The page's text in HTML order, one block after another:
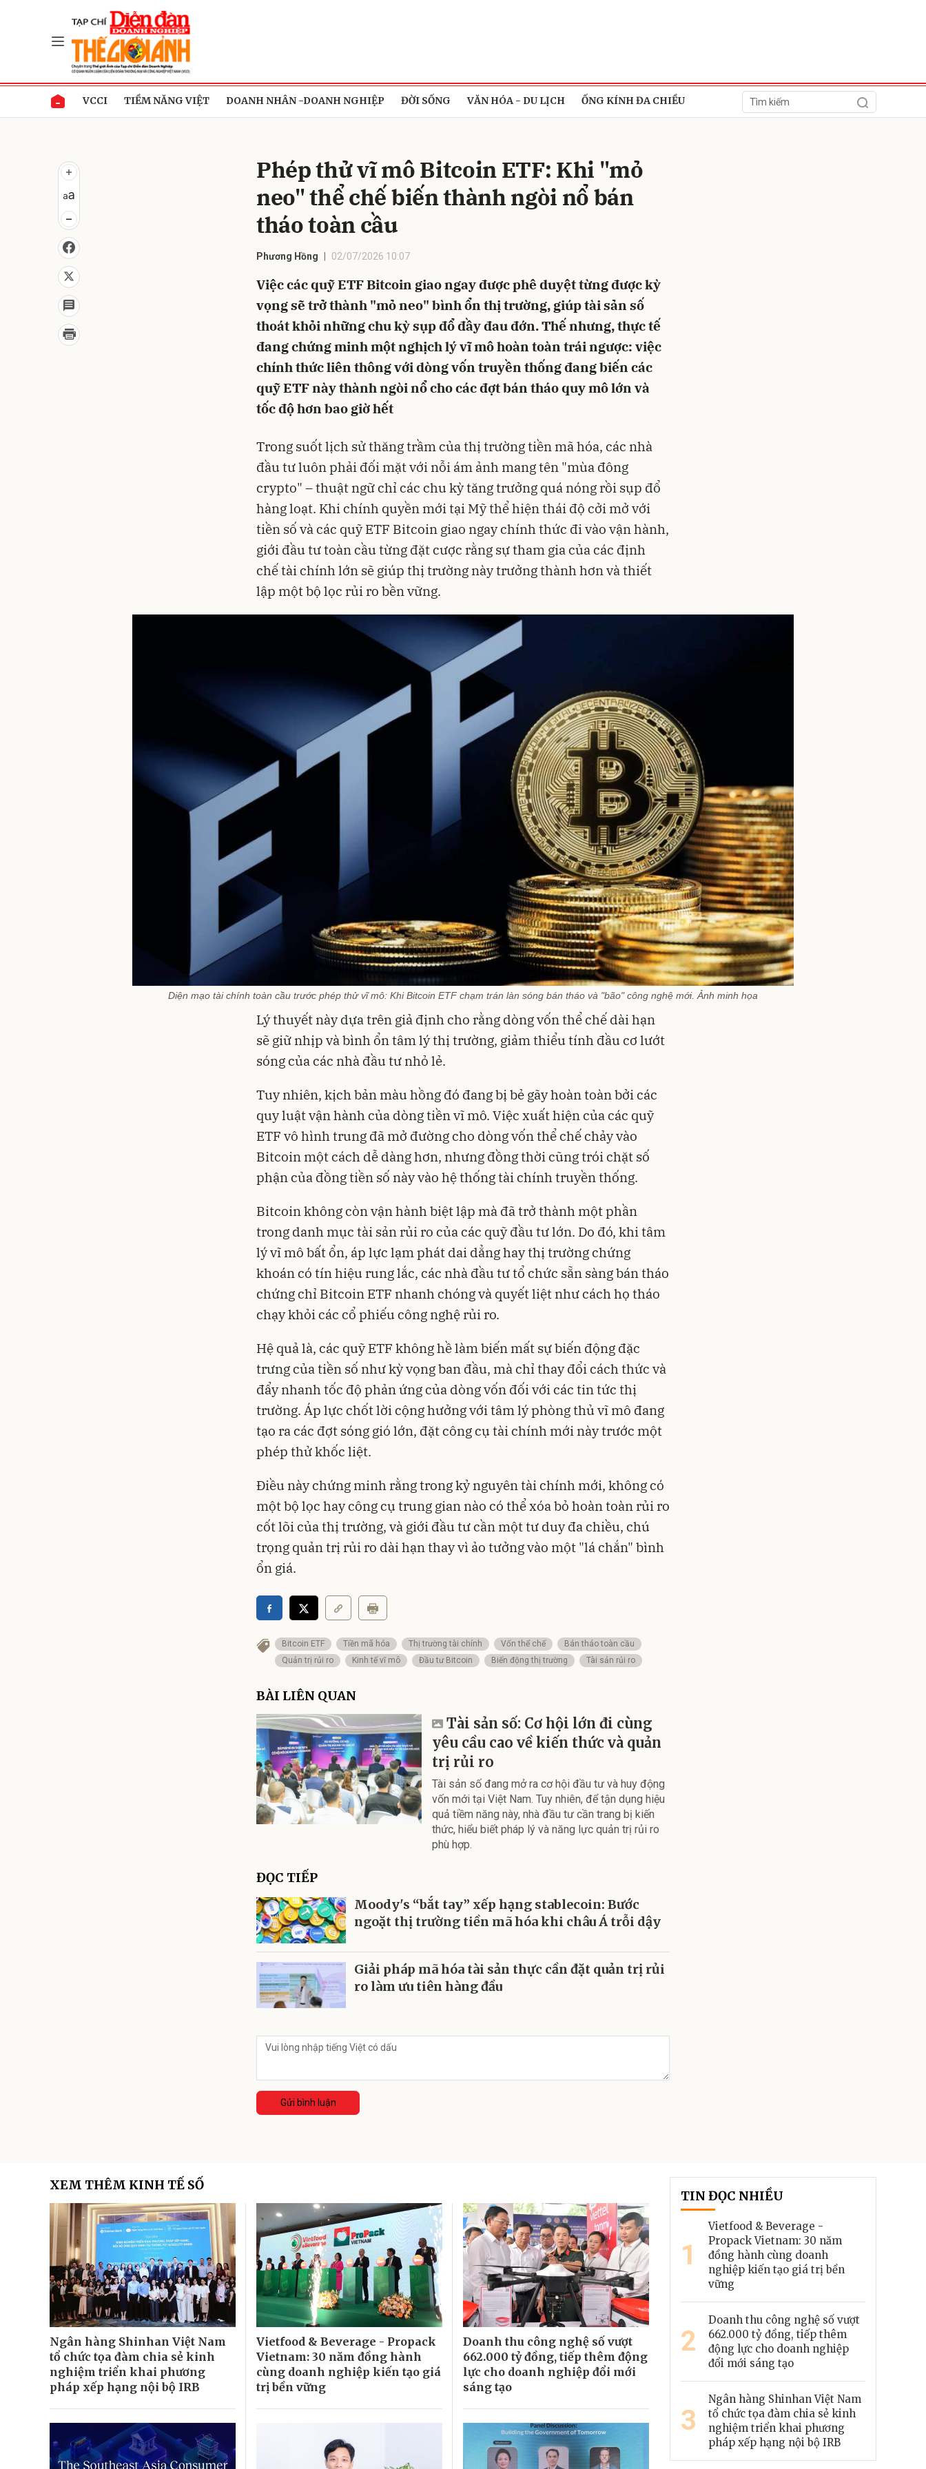
VCCI TIỀM NĂNG VIỆT DOANH NHÂN -DOANH NGHIỆP ĐỜI SỐNG VĂN HÓA - DU LỊCH ỐNG KÍNH ĐA CHIỀU
Phép thử vĩ mô Bitcoin ETF: Khi "mỏ
neo" thể chế biến thành ngòi nổ bán
tháo toàn cầu
Phương Hồng 02/07/2026 10:07
Việc các quỹ ETF Bitcoin giao ngay được phê duyệt từng được kỳ
vọng sẽ trở thành "mỏ neo" bình ổn thị trường, giúp tài sản số
thoát khỏi những chu kỳ sụp đổ đầy đau đớn. Thế nhưng, thực tế
đang chứng minh một nghịch lý vĩ mô hoàn toàn trái ngược: việc
chính thức liên thông với dòng vốn truyền thống đang biến các
quỹ ETF này thành ngòi nổ cho các đợt bán tháo quy mô lớn và
tốc độ hơn bao giờ hết
Trong suốt lịch sử thăng trầm của thị trường tiền mã hóa, các nhà
đầu tư luôn phải đối mặt với nỗi ám ảnh mang tên "mùa đông
crypto" – thuật ngữ chỉ các chu kỳ tăng trưởng quá nóng rồi sụp đổ
hàng loạt. Khi chính quyền mới tại Mỹ thể hiện thái độ cởi mở với
tiền số và các quỹ ETF Bitcoin giao ngay chính thức đi vào vận hành,
giới đầu tư toàn cầu từng đặt cược rằng sự tham gia của các định
chế tài chính lớn sẽ giúp thị trường này trưởng thành hơn và thiết
lập một bộ lọc rủi ro bền vững.
Diện mạo tài chính toàn cầu trước phép thử vĩ mô: Khi Bitcoin ETF chạm trán làn sóng bán tháo và "bão" công nghệ mới. Ảnh minh họa
Lý thuyết này dựa trên giả định cho rằng dòng vốn thể chế dài hạn
sẽ giữ nhịp và bình ổn tâm lý thị trường, giảm thiểu tính đầu cơ lướt
sóng của các nhà đầu tư nhỏ lẻ.
Tuy nhiên, kịch bản màu hồng đó đang bị bẻ gãy hoàn toàn bởi các
quy luật vận hành của dòng tiền vĩ mô. Việc xuất hiện của các quỹ
ETF vô hình trung đã mở đường cho dòng vốn thể chế chảy vào
Bitcoin một cách dễ dàng hơn, nhưng đồng thời cũng trói chặt số
phận của đồng tiền số này vào hệ thống tài chính truyền thống.
Bitcoin không còn vận hành biệt lập mà đã trở thành một phần
trong danh mục tài sản rủi ro của các quỹ đầu tư lớn. Do đó, khi tâm
lý vĩ mô bất ổn, áp lực lạm phát dai dẳng hay thị trường chứng
khoán có tín hiệu rung lắc, các nhà đầu tư tổ chức sẵn sàng bán tháo
chứng chỉ Bitcoin ETF nhanh chóng và quyết liệt như cách họ tháo
chạy khỏi các cổ phiếu công nghệ rủi ro.
Hệ quả là, các quỹ ETF không hề làm biến mất sự biến động đặc
trưng của tiền số như kỳ vọng ban đầu, mà chỉ thay đổi cách thức và
đẩy nhanh tốc độ phản ứng của dòng vốn đối với các tin tức thị
trường. Áp lực chốt lời cộng hưởng với tâm lý phòng thủ vĩ mô đang
tạo ra các đợt sóng gió lớn, đặt công cụ tài chính mới này trước một
phép thử khốc liệt.
Điều này chứng minh rằng trong kỷ nguyên tài chính mới, không có
một bộ lọc hay công cụ trung gian nào có thể xóa bỏ hoàn toàn rủi ro
cốt lõi của thị trường, và giới đầu tư cần một tư duy đa chiều, chú
trọng quản trị rủi ro dài hạn thay vì ảo tưởng vào một "lá chắn" bình
ổn giá.
Bitcoin ETF Tiền mã hóa Thị trường tài chính Vốn thể chế
Bán tháo toàn cầu
Quản trị rủi ro
Kinh tế vĩ mô Đầu tư Bitcoin Biến động thị trường Tài sản rủi ro
BÀI LIÊN QUAN
Tài sản số: Cơ hội lớn đi cùng
yêu cầu cao về kiến thức và quản
trị rủi ro
Tài sản số đang mở ra cơ hội đầu tư và huy động
vốn mới tại Việt Nam. Tuy nhiên, để tận dụng hiệu
quả tiềm năng này, nhà đầu tư cần trang bị kiến
thức, hiểu biết pháp lý và năng lực quản trị rủi ro
phù hợp.
ĐỌC TIẾP
Moody's “bắt tay” xếp hạng stablecoin: Bước
ngoặt thị trường tiền mã hóa khi châu Á trỗi dậy
Giải pháp mã hóa tài sản thực cần đặt quản trị rủi
ro làm ưu tiên hàng đầu
Gửi bình luận
XEM THÊM KINH TẾ SỐ
Ngân hàng Shinhan Việt Nam
tổ chức tọa đàm chia sẻ kinh
nghiệm triển khai phương
pháp xếp hạng nội bộ IRB
Vietfood & Beverage - Propack
Vietnam: 30 năm đồng hành
cùng doanh nghiệp kiến tạo giá
trị bền vững
Doanh thu công nghệ số vượt
662.000 tỷ đồng, tiếp thêm động
lực cho doanh nghiệp đổi mới
sáng tạo
TIN ĐỌC NHIỀU
1
Vietfood & Beverage -
Propack Vietnam: 30 năm
đồng hành cùng doanh
nghiệp kiến tạo giá trị bền
vững
2
Doanh thu công nghệ số vượt
662.000 tỷ đồng, tiếp thêm
động lực cho doanh nghiệp
đổi mới sáng tạo
3
Ngân hàng Shinhan Việt Nam
tổ chức tọa đàm chia sẻ kinh
nghiệm triển khai phương
pháp xếp hạng nội bộ IRB